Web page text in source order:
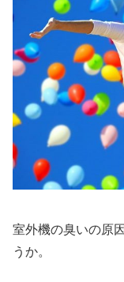
室外機の臭いの原
うか。